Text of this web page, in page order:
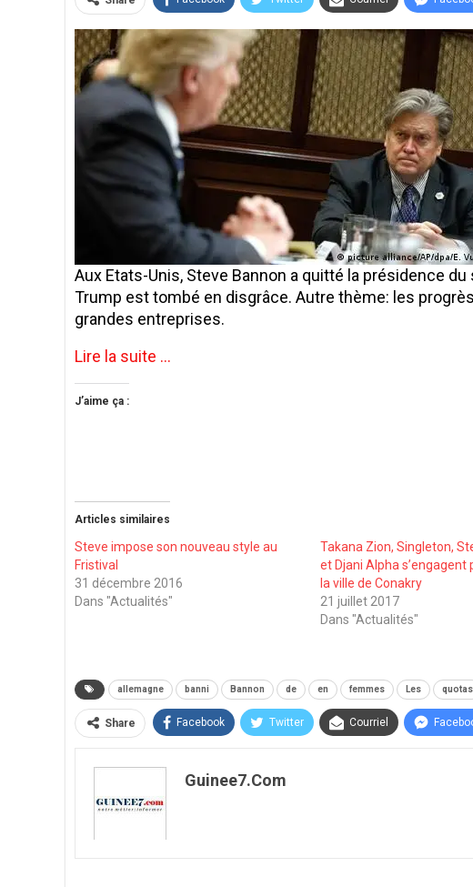
Aux Etats-Unis, Steve Bannon a quitté la présidence
Trump est tombé en disgrâce. Autre thème: les
grandes entreprises.
Lire la suite …
J’aime ça :
Articles similaires
Steve impose son nouveau style au
Fristival
31 décembre 2016
Dans "Actualités"
Takana Zion, Singleton,
et Djani Alpha s’engagent
la ville de Conakry
21 juillet 2017
Dans "Actualités"
allemagne banni Bannon de en femmes Les quotas
Share Facebook Twitter Courriel
Guinee7.com